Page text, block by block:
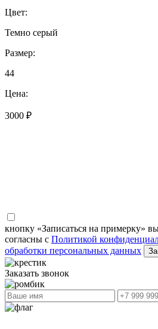
Цвет:
Темно серый
Размер:
44
Цена:
3000 ₽
кнопку «Записаться на примерку»
согласны с Политикой
обработки персональных данных
Заказать звонок